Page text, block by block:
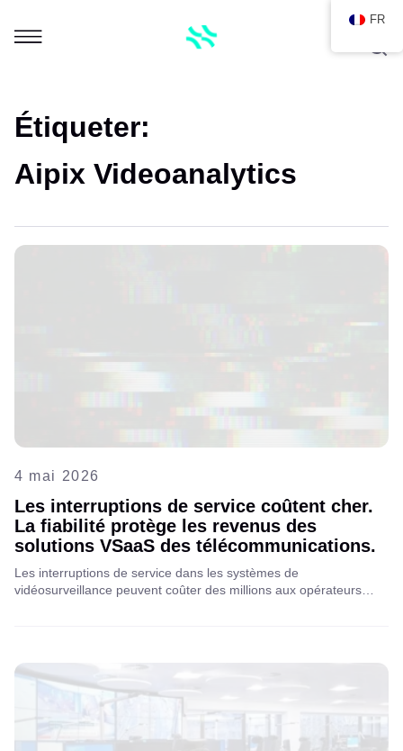
Étiqueter:
Aipix Videoanalytics
4 mai 2026
Les interruptions de service coûtent cher.
La fiabilité protège les revenus des
solutions VSaaS des télécommunications.
Les interruptions de service dans les systèmes de
vidéosurveillance peuvent coûter des millions aux opérateurs
FR